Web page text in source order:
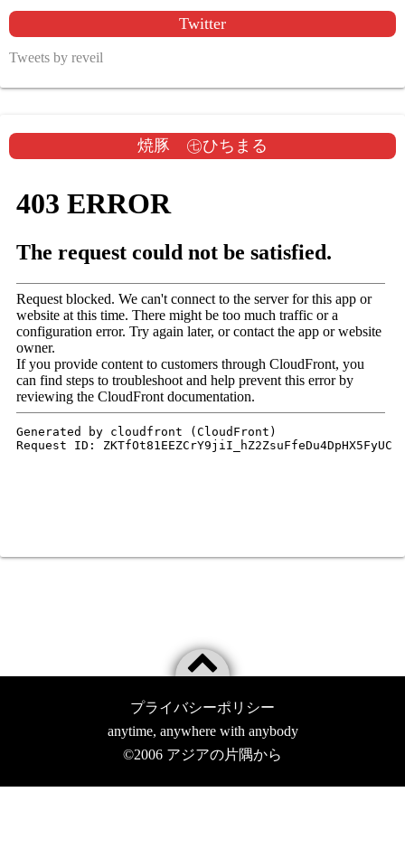
Twitter
Tweets by reveil
焼豚 ㊆ひちまる
プライバシーポリシー
anytime, anywhere with anybody
©2006 アジアの片隅から